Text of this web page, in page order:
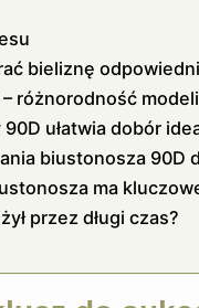
bieliznę
różnorodność
ułatwia dobór
biustonosza 90D
ma
przez długi czas?